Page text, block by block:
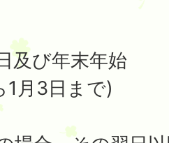
及び年末年始
1月3日まで)